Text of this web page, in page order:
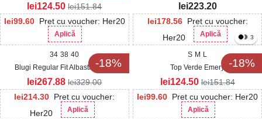
lei99.60 Pret cu voucher: Her20
Aplică
lei124.50 lei151.84
lei178.56 Pret cu voucher:
Her20
Aplică
lei223.20
-18%
34 38 40
Blugi Regular Fit Albastri Jarzei
lei214.30 Pret cu voucher:
Her20
Aplică
lei267.88 lei329.00
-18%
3
S M L
Top Verde Emery
lei99.60 Pret cu voucher: Her20
Aplică
lei124.50 lei151.84